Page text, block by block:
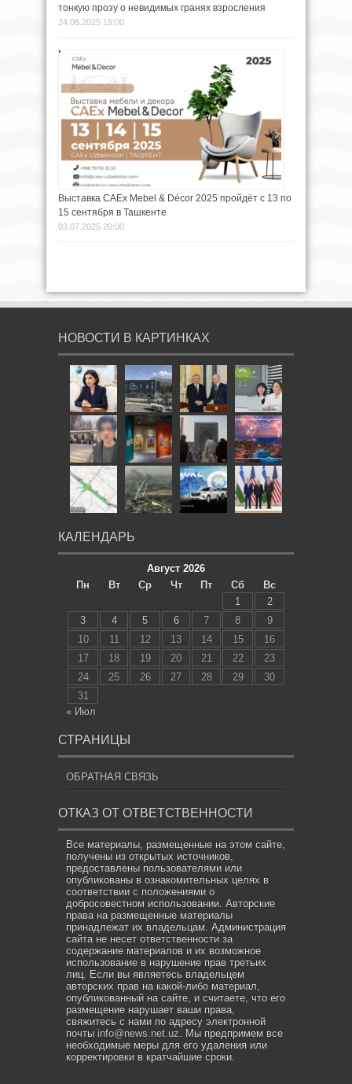
тонкую прозу о невидимых гранях взросления
24.06.2025 19:00
Выставка CAEx Mebel & Décor 2025 пройдёт с 13 по
15 сентября в Ташкенте
03.07.2025 20:00
НОВОСТИ В КАРТИНКАХ
КАЛЕНДАРЬ
Август 2026
Пн
Вт Ср Чт Пт Сб
Вс
1
2
3
4 5 6 7 8
9
10
11 12 13 14 15
16
17
18 19 20 21 22
23
24
25 26 27 28 29
30
31
« Июл
СТРАНИЦЫ
ОБРАТНАЯ СВЯЗЬ
ОТКАЗ ОТ ОТВЕТСТВЕННОСТИ
Все материалы, размещенные на этом сайте,
получены из открытых источников,
предоставлены пользователями или
опубликованы в ознакомительных целях в
соответствии с положениями о
добросовестном использовании. Авторские
права на размещенные материалы
принадлежат их владельцам. Администрация
сайта не несет ответственности за
содержание материалов и их возможное
использование в нарушение прав третьих
лиц. Если вы являетесь владельцем
авторских прав на какой-либо материал,
опубликованный на сайте, и считаете, что его
размещение нарушает ваши права,
свяжитесь с нами по адресу электронной
почты info@news.net.uz. Мы предпримем все
необходимые меры для его удаления или
корректировки в кратчайшие сроки.